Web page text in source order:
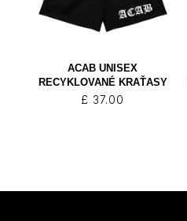
ACAB UNISEX
RECYKLOVANÉ KRAŤASY
£ 37.00